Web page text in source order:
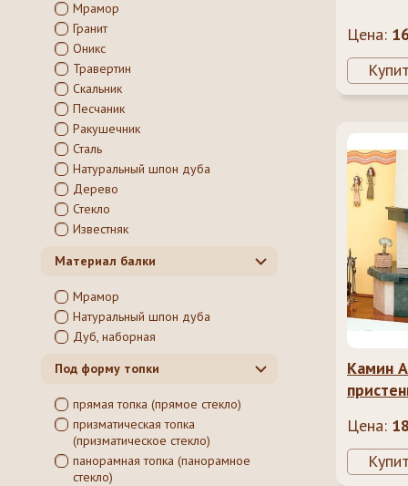
Цена:
Камин
Цена:
Мрамор
Гранит
Оникс
Травертин
Скальник
Песчаник
Ракушечник
Сталь
Натуральный шпон дуба
Дерево
Стекло
Известняк
Материал балки
Мрамор
Натуральный шпон дуба
Дуб, наборная
Под форму топки
прямая топка (прямое стекло)
призматическая топка
(призматическое стекло)
панорамная топка (панорамное
стекло)